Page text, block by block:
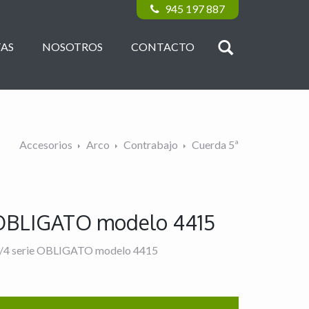
945 197 887
NOSOTROS CONTACTO
Accesorios Arco Contrabajo Cuerda 5ª
modelo 4415
serie OBLIGATO modelo 4415